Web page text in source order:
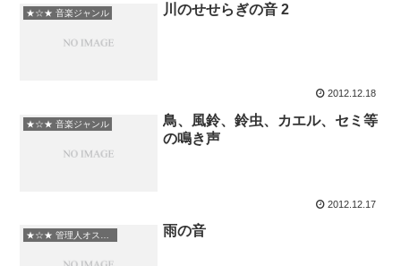
★☆★ 音楽ジャンル 川のせせらぎの音 2
2012.12.18
★☆★ 音楽ジャンル
鳥、風鈴、鈴虫、カエル、セミ等
の鳴き声
2012.12.17
雨の音